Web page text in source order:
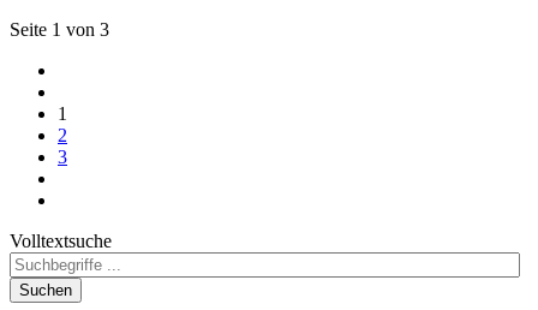
Seite 1 von 3
1
2
3
Volltextsuche
Suchen